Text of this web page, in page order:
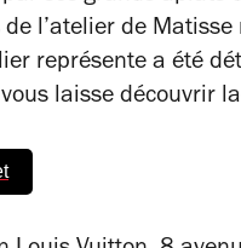
l’atelier de
représente a été
laisse découvrir